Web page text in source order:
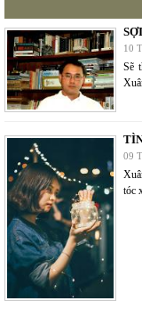
10
Sẽ
09
tóc